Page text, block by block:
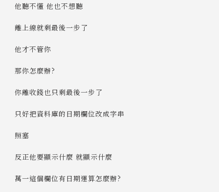
他聽不懂 他也不想聽
離上線就剩最後一步了
他才不管你
那你怎麼辦?
你離收錢也只剩最後一步了
只好把資料庫的日期欄位改成字串
照塞
反正他要顯示什麼 就顯示什麼
萬一這個欄位有日期運算怎麼辦?